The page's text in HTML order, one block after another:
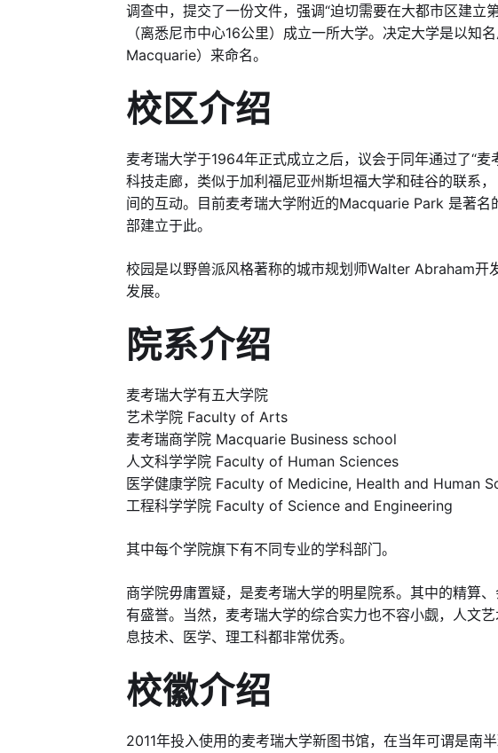
调查中，提交了一份文件，强调“迫切需要在大都市区建立
（离悉尼市中心16公里）成立一所大学。决定大学是以知
Macquarie）来命名。
校区介绍
麦考瑞大学于1964年正式成立之后，议会于同年通过了“
科技走廊，类似于加利福尼亚州斯坦福大学和硅谷的联系
间的互动。目前麦考瑞大学附近的Macquarie Park 是著
部建立于此。
校园是以野兽派风格著称的城市规划师Walter Abraham开
发展。
院系介绍
麦考瑞大学有五大学院
艺术学院 Faculty of Arts
麦考瑞商学院 Macquarie Business school
人文科学学院 Faculty of Human Sciences
医学健康学院 Faculty of Medicine, Health and Human
工程科学学院 Faculty of Science and Engineering
其中每个学院旗下有不同专业的学科部门。
商学院毋庸置疑，是麦考瑞大学的明星院系。其中的精算
有盛誉。当然，麦考瑞大学的综合实力也不容小觑，人文
息技术、医学、理工科都非常优秀。
校徽介绍
2011年投入使用的麦考瑞大学新图书馆，在当年可谓是南